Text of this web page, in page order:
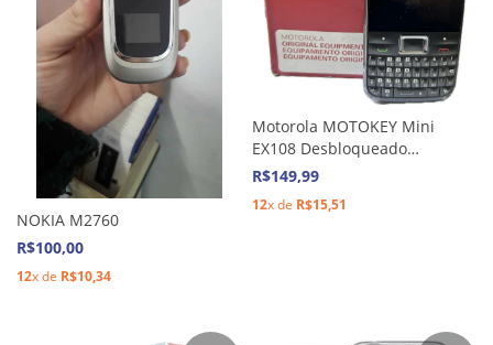
NOKIA M2760
R$100,00
12x de R$10,34
Motorola MOTOKEY Mini
EX108 Desbloqueado
Seminovo C/ Caixa
R$149,99
12x de R$15,51